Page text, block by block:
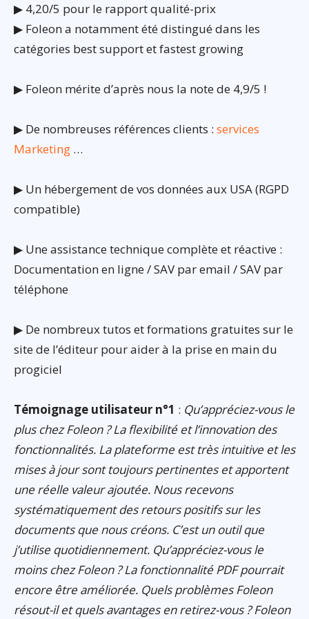
▶ 4,20/5 pour le rapport qualité-prix
▶ Foleon a notamment été distingué dans les
catégories best support et fastest growing
▶ Foleon mérite d’après nous la note de 4,9/5 !
▶ De nombreuses références clients : services
Marketing …
▶ Un hébergement de vos données aux USA (RGPD
compatible)
▶ Une assistance technique complète et réactive :
Documentation en ligne / SAV par email / SAV par
téléphone
▶ De nombreux tutos et formations gratuites sur le
site de l’éditeur pour aider à la prise en main du
progiciel
Témoignage utilisateur n°1 : Qu’appréciez-vous le
plus chez Foleon ? La flexibilité et l’innovation des
fonctionnalités. La plateforme est très intuitive et les
mises à jour sont toujours pertinentes et apportent
une réelle valeur ajoutée. Nous recevons
systématiquement des retours positifs sur les
documents que nous créons. C’est un outil que
j’utilise quotidiennement. Qu’appréciez-vous le
moins chez Foleon ? La fonctionnalité PDF pourrait
encore être améliorée. Quels problèmes Foleon
résout-il et quels avantages en retirez-vous ? Foleon